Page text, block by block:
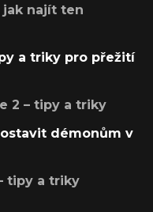
jak najít ten
a triky pro přežití
2 – tipy a triky
démonům v
tipy a triky